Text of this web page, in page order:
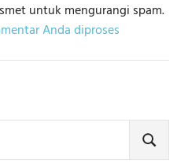
untuk mengurangi spam.
Anda diproses
SEARCH